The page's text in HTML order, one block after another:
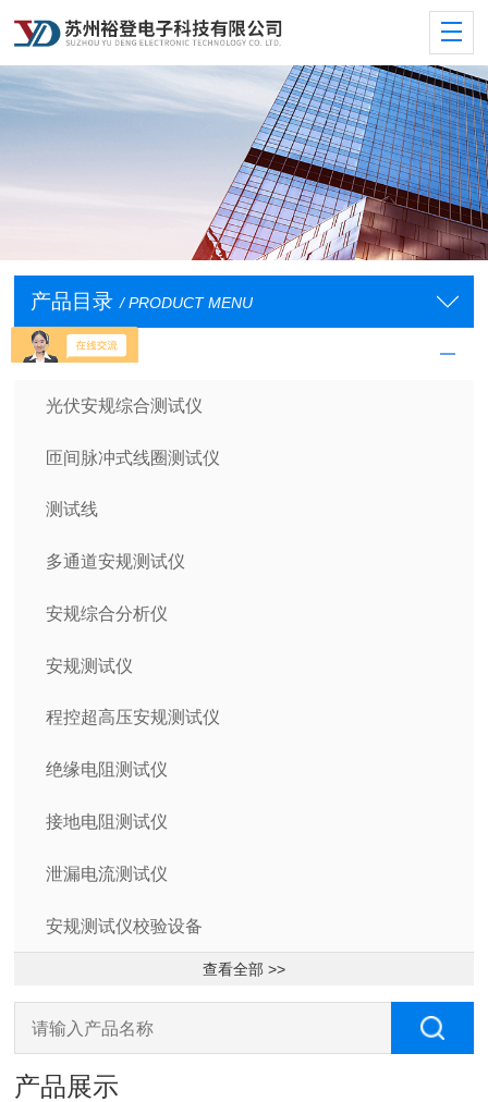
产品目录 / PRODUCT MENU
安规测试仪
光伏安规综合测试仪
匝间脉冲式线圈测试仪
测试线
多通道安规测试仪
安规综合分析仪
安规测试仪
程控超高压安规测试仪
绝缘电阻测试仪
接地电阻测试仪
泄漏电流测试仪
安规测试仪校验设备
查看全部 >>
产品展示